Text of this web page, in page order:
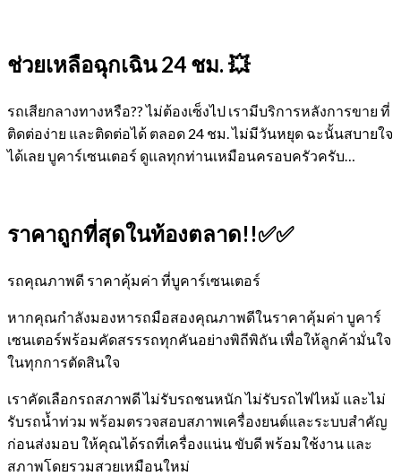
ช่วยเหลือฉุกเฉิน 24 ชม. 💥
รถเสียกลางทางหรือ?? ไม่ต้องเซ็งไป เรามีบริการหลังการขาย ที่
ติดต่อง่าย และติดต่อได้ ตลอด 24 ชม. ไม่มีวันหยุด ฉะนั้นสบายใจ
ได้เลย บูคาร์เซนเตอร์ ดูแลทุกท่านเหมือนครอบครัวครับ…
ราคาถูกที่สุดในท้องตลาด!!✅✅
รถคุณภาพดี ราคาคุ้มค่า ที่บูคาร์เซนเตอร์
หากคุณกำลังมองหารถมือสองคุณภาพดีในราคาคุ้มค่า บูคาร์
เซนเตอร์พร้อมคัดสรรรถทุกคันอย่างพิถีพิถัน เพื่อให้ลูกค้ามั่นใจ
ในทุกการตัดสินใจ
เราคัดเลือกรถสภาพดี ไม่รับรถชนหนัก ไม่รับรถไฟไหม้ และไม่
รับรถน้ำท่วม พร้อมตรวจสอบสภาพเครื่องยนต์และระบบสำคัญ
ก่อนส่งมอบ ให้คุณได้รถที่เครื่องแน่น ขับดี พร้อมใช้งาน และ
สภาพโดยรวมสวยเหมือนใหม่